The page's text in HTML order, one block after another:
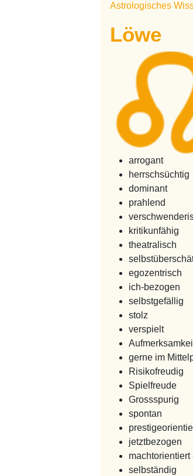
Astrologisches
Löwe
arrogant
herrschsüchtig
dominant
prahlend
kritikunfähig
theatralisch
egozentrisch
ich-bezogen
selbstgefällig
stolz
verspielt
gerne im
Risikofreudig
Spielfreude
Grossspurig
spontan
jetztbezogen
machtorientiert
selbständig